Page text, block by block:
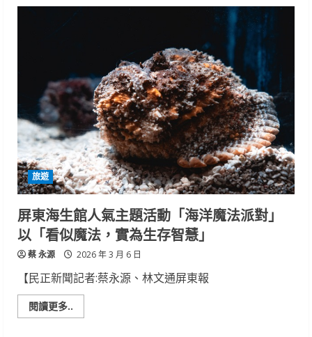
童
海
生
館
推
雙
主
題
活
動
驚
喜
登
場
旅遊
屏東海生館人氣主題活動「海洋魔法派對」
以「看似魔法，實為生存智慧」
蔡 永源 2026 年 3 月 6 日
【民正新聞記者:蔡永源、林文通屏東報
閱讀更多..
more